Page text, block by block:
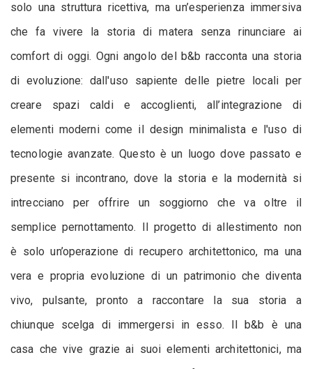
solo una struttura ricettiva, ma un’esperienza immersiva
che fa vivere la storia di matera senza rinunciare ai
comfort di oggi. Ogni angolo del b&b racconta una storia
di evoluzione: dall'uso sapiente delle pietre locali per
creare spazi caldi e accoglienti, all’integrazione di
elementi moderni come il design minimalista e l'uso di
tecnologie avanzate. Questo è un luogo dove passato e
presente si incontrano, dove la storia e la modernità si
intrecciano per offrire un soggiorno che va oltre il
semplice pernottamento. Il progetto di allestimento non
è solo un’operazione di recupero architettonico, ma una
vera e propria evoluzione di un patrimonio che diventa
vivo, pulsante, pronto a raccontare la sua storia a
chiunque scelga di immergersi in esso. Il b&b è una
casa che vive grazie ai suoi elementi architettonici, ma